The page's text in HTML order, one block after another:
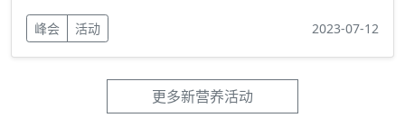
峰会 活动 2023-07-12
更多新营养活动